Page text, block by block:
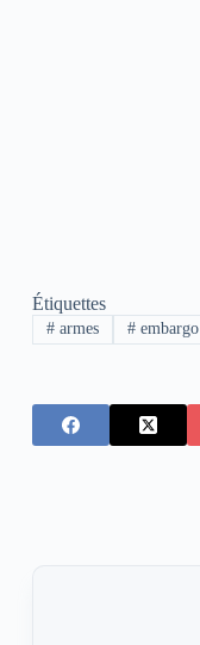
Étiquettes
#armes #embargo